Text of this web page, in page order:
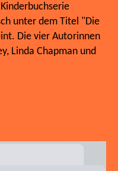
unter dem Titel "Die
Die vier Autorinnen
Linda Chapman und